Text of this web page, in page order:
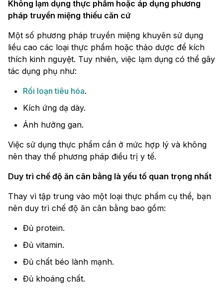
Không lạm dụng thực phẩm hoặc áp dụng phương
pháp truyền miệng thiếu căn cứ
Một số phương pháp truyền miệng khuyên sử dụng
liều cao các loại thực phẩm hoặc thảo dược để kích
thích kinh nguyệt. Tuy nhiên, việc lạm dụng có thể gây
tác dụng phụ như:
Rối loạn tiêu hóa.
Kích ứng dạ dày.
Ảnh hưởng gan.
Việc sử dụng thực phẩm cần ở mức hợp lý và không
nên thay thế phương pháp điều trị y tế.
Duy trì chế độ ăn cân bằng là yếu tố quan trọng nhất
Thay vì tập trung vào một loại thực phẩm cụ thể, bạn
nên duy trì chế độ ăn cân bằng bao gồm:
Đủ protein.
Đủ vitamin.
Đủ chất béo lành mạnh.
Đủ khoáng chất.